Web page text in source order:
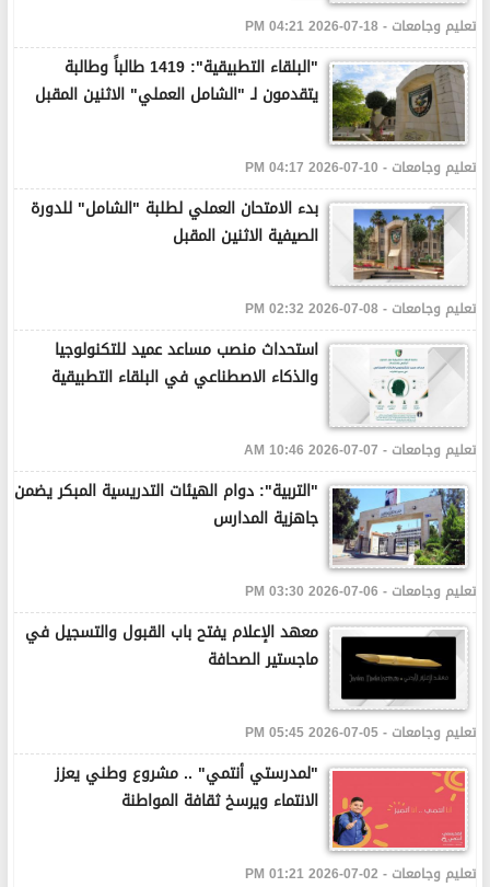
تعليم وجامعات - 18-07-2026 04:21 PM
"البلقاء التطبيقية": 1419 طالباً وطالبة
يتقدمون لـ "الشامل العملي" الاثنين المقبل
تعليم وجامعات - 10-07-2026 04:17 PM
بدء الامتحان العملي لطلبة "الشامل" للدورة
الصيفية الاثنين المقبل
تعليم وجامعات - 08-07-2026 02:32 PM
استحداث منصب مساعد عميد للتكنولوجيا
والذكاء الاصطناعي في البلقاء التطبيقية
تعليم وجامعات - 07-07-2026 10:46 AM
"التربية": دوام الهيئات التدريسية المبكر يضمن
جاهزية المدارس
تعليم وجامعات - 06-07-2026 03:30 PM
معهد الإعلام يفتح باب القبول والتسجيل في
ماجستير الصحافة
تعليم وجامعات - 05-07-2026 05:45 PM
"لمدرستي أنتمي" .. مشروع وطني يعزز
الانتماء ويرسخ ثقافة المواطنة
تعليم وجامعات - 02-07-2026 01:21 PM